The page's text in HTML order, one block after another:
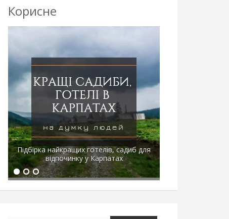
Корисне
Підбірка найкращих готелів, садиб для
відпочинку у Карпатах